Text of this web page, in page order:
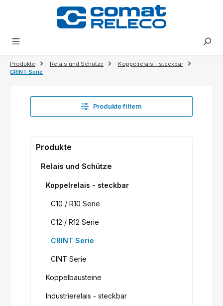
Produkte Relais und Schütze
Koppelrelais - steckbar
CRINT Serie
Produkte filtern
Produkte
Relais und Schütze
Koppelrelais - steckbar
C10 / R10 Serie
C12 / R12 Serie
CRINT Serie
CINT Serie
Koppelbausteine
Industrierelais - steckbar